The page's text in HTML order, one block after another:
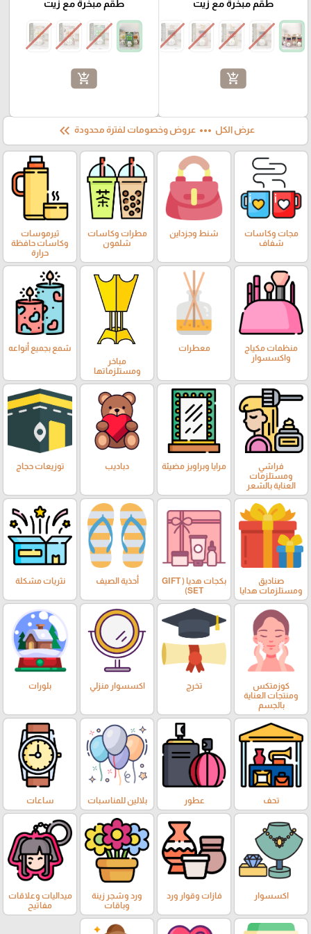
طقم مبخرة مع زيت
add_shopping_cart
طقم مبخرة مع زيت
add_shopping_cart
عرض الكل more_horiz عروض وخصومات لفترة محدودة keyboard_double_arrow_left
مجات وكاسات
شفاف
شنط وجزداين
مطرات وكاسات
شلمون
ثيرموسات
وكاسات حافظة
حرارة
منظمات مكياج
واكسسوار
معطرات
مباخر
ومستلزماتها
شمع بجميع أنواعه
فراشي
ومستلزمات
العناية بالشعر
مرايا وبراويز مضيئة دباديب توزيعات حجاج
صناديق
ومستلزمات هدايا
بكجات هديا ( GIFT
SET)
أحذية الصيف نثريات مشكلة
كوزمتكس
ومنتجات العناية
بالجسم
تخرج اكسسوار منزلي بلورات
تحف عطور بلالين للمناسبات ساعات
اكسسوار فازات وقوار ورد
ورد وشجر زينة
وباقات
ميداليات وعلاقات
مفاتيح